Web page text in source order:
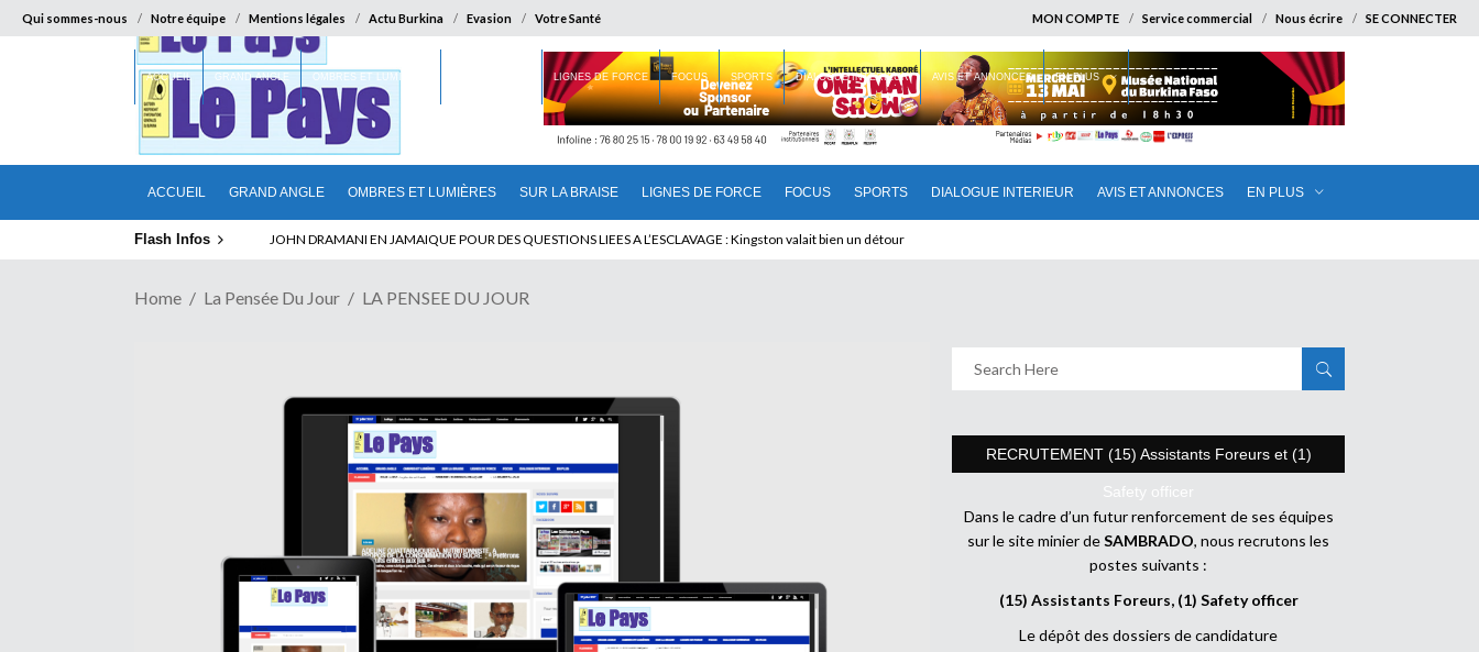
Qui sommes-nous Notre équipe Mentions légales Actu Burkina Evasion Votre Santé MON COMPTE Service commercial Nous écrire SE CONNECTER
ACCUEIL GRAND ANGLE OMBRES ET LUMIÈRES SUR LA BRAISE LIGNES DE FORCE FOCUS SPORTS DIALOGUE INTERIEUR AVIS ET ANNONCES EN PLUS
ACCUEIL GRAND ANGLE OMBRES ET LUMIÈRES LIGNES DE FORCE FOCUS SPORTS DIALOGUE INTERIEUR AVIS ET ANNONCES EN PLUS
Flash Infos JOHN DRAMANI EN JAMAIQUE POUR DES QUESTIONS LIEES A L’ESCLAVAGE : Kingston valait bien un détour
ELECTION DE TALON A LA TETE DU SENAT BENINOIS : Quand Patrice quitte le pouvoir sans partir !
Home La Pensée Du Jour LA PENSEE DU JOUR
RECRUTEMENT (15) Assistants Foreurs et (1)
Safety officer
Dans le cadre d’un futur renforcement de ses équipes
sur le site minier deSAMBRADO, nous recrutons les
postes suivants :
(15) Assistants Foreurs, (1) Safety officer
Le dépôt des dossiers de candidature